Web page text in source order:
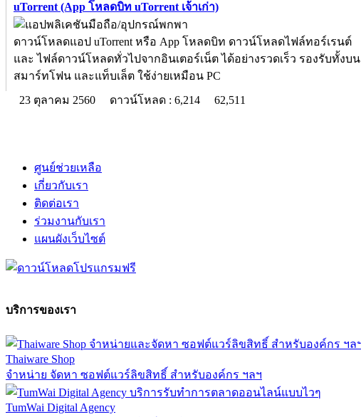
uTorrent (App โหลดบิท uTorrent เจ้าเก่า)
ดาวน์โหลดแอป uTorrent หรือ App โหลดบิท ดาวน์โหลดไฟล์ทอร์เรนต์
และ ไฟล์ดาวน์โหลดทั่วไปจากอินเตอร์เน็ต ได้อย่างรวดเร็ว รองรับทั้งบน
สมาร์ทโฟน และแท็บเล็ต ใช้ง่ายเหมือน PC
23 ตุลาคม 2560
ดาวน์โหลด : 6,214 62,511
ศูนย์ช่วยเหลือ
เกี่ยวกับเรา
ติดต่อเรา
ร่วมงานกับเรา
แผนผังเว็บไซต์
บริการของเรา
Thaiware Shop
จำหน่าย จัดหา ซอฟต์แวร์ลิขสิทธิ์ สำหรับองค์กร ฯลฯ
TumWai Digital Agency